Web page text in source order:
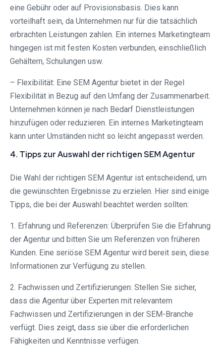
eine Gebühr oder auf Provisionsbasis. Dies kann
vorteilhaft sein, da Unternehmen nur für die tatsächlich
erbrachten Leistungen zahlen. Ein internes Marketingteam
hingegen ist mit festen Kosten verbunden, einschließlich
Gehältern, Schulungen usw.
– Flexibilität: Eine SEM Agentur bietet in der Regel
Flexibilität in Bezug auf den Umfang der Zusammenarbeit.
Unternehmen können je nach Bedarf Dienstleistungen
hinzufügen oder reduzieren. Ein internes Marketingteam
kann unter Umständen nicht so leicht angepasst werden.
4. Tipps zur Auswahl der richtigen SEM Agentur
Die Wahl der richtigen SEM Agentur ist entscheidend, um
die gewünschten Ergebnisse zu erzielen. Hier sind einige
Tipps, die bei der Auswahl beachtet werden sollten:
1. Erfahrung und Referenzen: Überprüfen Sie die Erfahrung
der Agentur und bitten Sie um Referenzen von früheren
Kunden. Eine seriöse SEM Agentur wird bereit sein, diese
Informationen zur Verfügung zu stellen.
2. Fachwissen und Zertifizierungen: Stellen Sie sicher,
dass die Agentur über Experten mit relevantem
Fachwissen und Zertifizierungen in der SEM-Branche
verfügt. Dies zeigt, dass sie über die erforderlichen
Fähigkeiten und Kenntnisse verfügen.